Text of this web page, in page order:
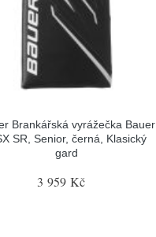
Brankářská vyrážečka Bauer
SR, Senior, černá, Klasický
gard
3 959 Kč